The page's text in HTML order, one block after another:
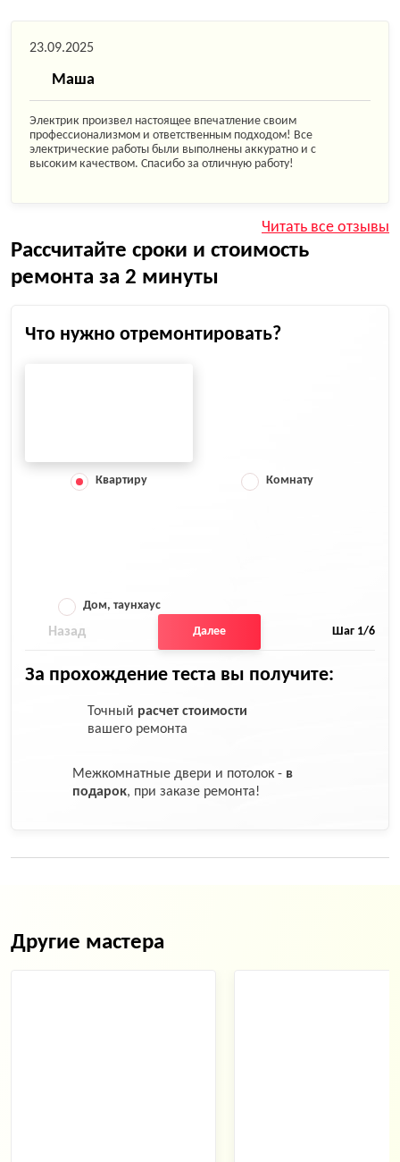
23.09.2025
Маша
Электрик произвел настоящее впечатление своим
профессионализмом и ответственным подходом! Все
электрические работы были выполнены аккуратно и с
высоким качеством. Спасибо за отличную работу!
Читать все отзывы
Рассчитайте сроки и стоимость
ремонта за 2 минуты
Что нужно отремонтировать?
Квартиру Комнату
Дом, таунхаус
Назад Далее Шаг 1/6
За прохождение теста вы получите:
Точный расчет стоимости
вашего ремонта
Межкомнатные двери и потолок - в
подарок, при заказе ремонта!
Другие мастера